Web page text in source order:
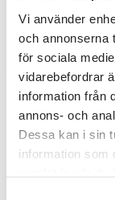
Vi använder
och annonserna
för sociala
vidarebefordrar
information från
annons- och
Dessa kan i sin
information som
Mina sidor
Privat
Mina sidor
Sök
Elhandel
Fjärrvärme
Internet
Elnät